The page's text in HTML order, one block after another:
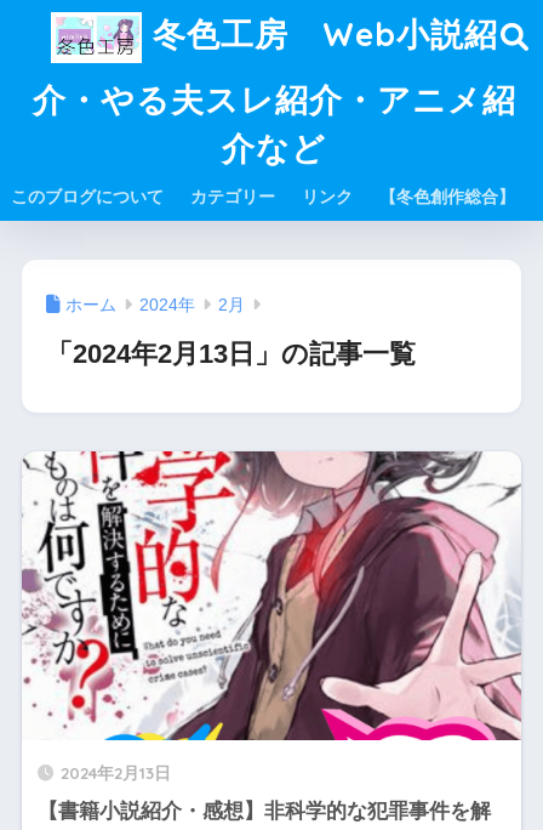
冬色工房 Web小説紹
介・やる夫スレ紹介・アニメ紹
介など
このブログについて カテゴリー リンク 【冬色創作総合】
ホーム 2024年 2月
「2024年2月13日」の記事一覧
2024年2月13日
【書籍小説紹介・感想】非科学的な犯罪事件を解